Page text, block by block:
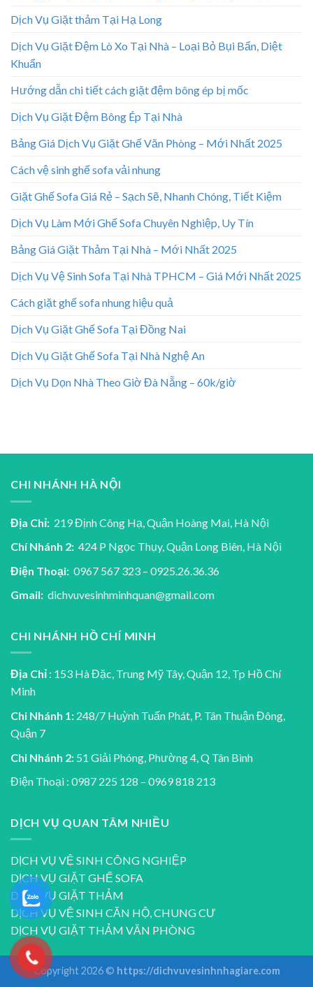
Dịch Vụ Giặt thảm Tại Hạ Long
Dịch Vụ Giặt Đệm Lò Xo Tại Nhà – Loại Bỏ Bụi Bẩn, Diệt
Khuẩn
Hướng dẫn chi tiết cách giặt đệm bông ép bị mốc
Dịch Vụ Giặt Đệm Bông Ép Tại Nhà
Bảng Giá Dịch Vụ Giặt Ghế Văn Phòng – Mới Nhất 2025
Cách vệ sinh ghế sofa vải nhung
Giặt Ghế Sofa Giá Rẻ – Sạch Sẽ, Nhanh Chóng, Tiết Kiệm
Dịch Vụ Làm Mới Ghế Sofa Chuyên Nghiệp, Uy Tín
Bảng Giá Giặt Thảm Tại Nhà – Mới Nhất 2025
Dịch Vụ Vệ Sinh Sofa Tại Nhà TPHCM – Giá Mới Nhất 2025
Cách giặt ghế sofa nhung hiệu quả
Dịch Vụ Giặt Ghế Sofa Tại Đồng Nai
Dịch Vụ Giặt Ghế Sofa Tại Nhà Nghệ An
Dịch Vụ Dọn Nhà Theo Giờ Đà Nẵng – 60k/giờ
CHI NHÁNH HÀ NỘI
Địa Chỉ: 219 Định Công Hạ, Quận Hoàng Mai, Hà Nội
Chí Nhánh 2: 424 P Ngọc Thụy, Quận Long Biên, Hà Nội
Điện Thoại: 0967 567 323 – 0925.26.36.36
Gmail: dichvuvesinhminhquan@gmail.com
CHI NHÁNH HỒ CHÍ MINH
Địa Chỉ : 153 Hà Đặc, Trung Mỹ Tây, Quận 12, Tp Hồ Chí
Minh
Chi Nhánh 1: 248/7 Huỳnh Tuấn Phát, P. Tân Thuận Đông,
Quận 7
Chi Nhánh 2: 51 Giải Phóng, Phường 4, Q Tân Bình
Điện Thoại : 0987 225 128 – 0969 818 213
DỊCH VỤ QUAN TÂM NHIỀU
DỊCH VỤ VỆ SINH CÔNG NGHIỆP
DỊCH VỤ GIẶT GHẾ SOFA
DỊCH VỤ GIẶT THẢM
DỊCH VỤ VỆ SINH CĂN HỘ, CHUNG CƯ
DỊCH VỤ GIẶT THẢM VĂN PHÒNG
Copyright 2026 © https://dichvuvesinhnhagiare.com